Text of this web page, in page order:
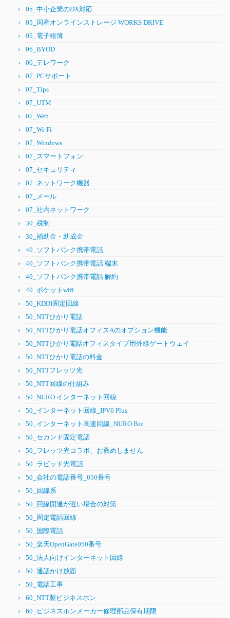
05_中小企業のDX対応
05_国産オンラインストレージ WORKS DRIVE
05_電子帳簿
06_BYOD
06_テレワーク
07_PCサポート
07_Tips
07_UTM
07_Web
07_Wi-Fi
07_Windows
07_スマートフォン
07_セキュリティ
07_ネットワーク機器
07_メール
07_社内ネットワーク
30_税制
30_補助金・助成金
40_ソフトバンク携帯電話
40_ソフトバンク携帯電話 端末
40_ソフトバンク携帯電話 解約
40_ポケットwifi
50_KDDI固定回線
50_NTTひかり電話
50_NTTひかり電話オフィスAのオプション機能
50_NTTひかり電話オフィスタイプ用外線ゲートウェイ
50_NTTひかり電話の料金
50_NTTフレッツ光
50_NTT回線の仕組み
50_NURO インターネット回線
50_インターネット回線_IPV6 Plus
50_インターネット高速回線_NURO Biz
50_セカンド固定電話
50_フレッツ光コラボ、お薦めしません
50_ラピッド光電話
50_会社の電話番号_050番号
50_回線系
50_回線開通が遅い場合の対策
50_固定電話回線
50_国際電話
50_楽天OpenGate050番号
50_法人向けインターネット回線
50_通話かけ放題
59_電話工事
60_NTT製ビジネスホン
60_ビジネスホンメーカー修理部品保有期限